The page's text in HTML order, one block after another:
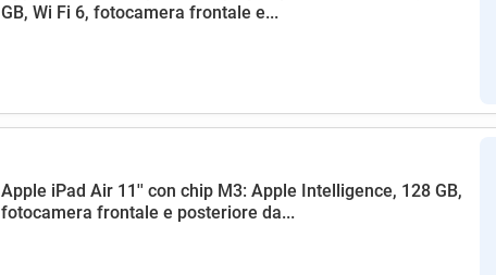
GB, Wi Fi 6, fotocamera frontale e...
Apple iPad Air 11'' con chip M3: Apple Intelligence, 128 GB,
fotocamera frontale e posteriore da...